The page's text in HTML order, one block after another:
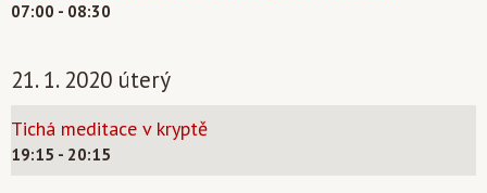
07:00 - 08:30
21. 1. 2020 úterý
Tichá meditace v kryptě
19:15 - 20:15